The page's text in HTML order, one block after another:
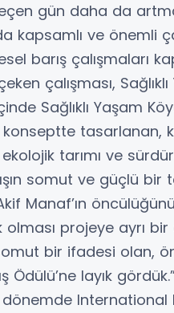
gün daha da
kapsamlı ve önemli
barış çalışmaları
çalışması,
Sağlıklı Yaşam
tasarlanan,
ekolojik tarımı ve
somut ve güçlü bir
Manaf’ın öncülüğünü
projeye ayrı
bir ifadesi olan,
Ödülü’ne layık
dönemde International